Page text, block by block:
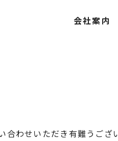
会社案内
わせいただき有難うござ